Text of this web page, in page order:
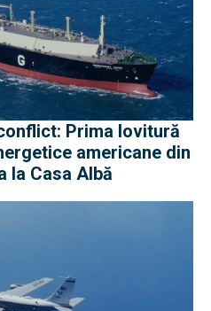
Prima lovitură
americane din
la Casa Albă